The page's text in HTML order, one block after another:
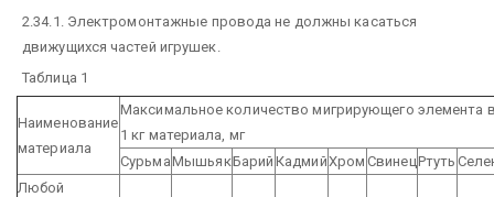
2.34.1. Электромонтажные провода не должны касаться
движущихся частей игрушек.
Таблица 1
Наименование
материала
Максимальное количество мигрирующего элемента
1 кг материала, мг
СурьмаМышьякБарий КадмийХром СвинецРтуть
Любой